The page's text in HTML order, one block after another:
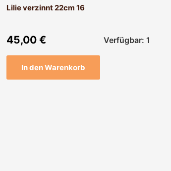
Lilie verzinnt 22cm 16
45,00 € Verfügbar: 1
In den Warenkorb